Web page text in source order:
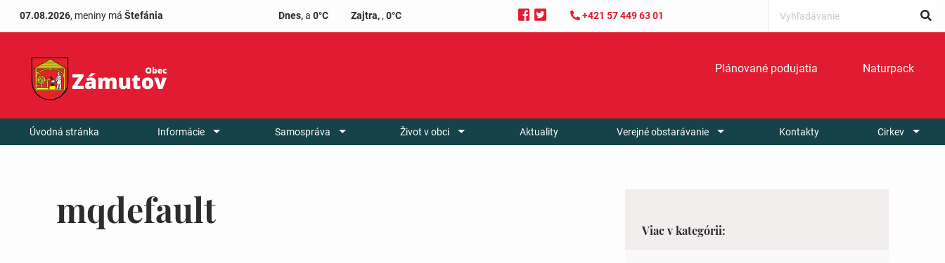
07.08.2026, meniny má Štefánia Dnes, a 0°C Zajtra,, 0°C +421 57 449 63 01
Plánované podujatia Naturpack
Úvodná stránka Informácie Samospráva Život v obci Aktuality Verejné obstarávanie Kontakty Cirkev
mqdefault Viac v kategórii: